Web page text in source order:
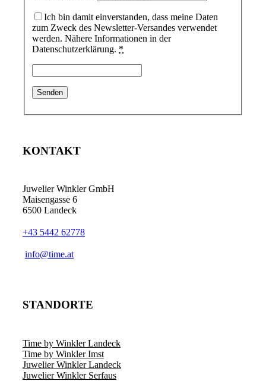
Ich bin damit einverstanden, dass meine Daten
zum Zweck des Newsletter-Versandes verwendet
werden. Nähere Informationen in der
Datenschutzerklärung. *
KONTAKT
Juwelier Winkler GmbH
Maisengasse 6
6500 Landeck
+43 5442 62778
info@time.at
STANDORTE
Time by Winkler Landeck
Time by Winkler Imst
Juwelier Winkler Landeck
Juwelier Winkler Serfaus